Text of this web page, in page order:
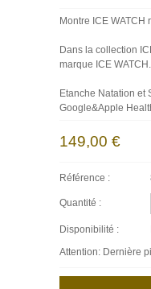
Montre ICE WATCH
Dans la collection
marque ICE WATCH.
Etanche Natation et
Google&Apple
149,00 €
Référence :
Quantité :
Disponibilité :
Attention: Dernière